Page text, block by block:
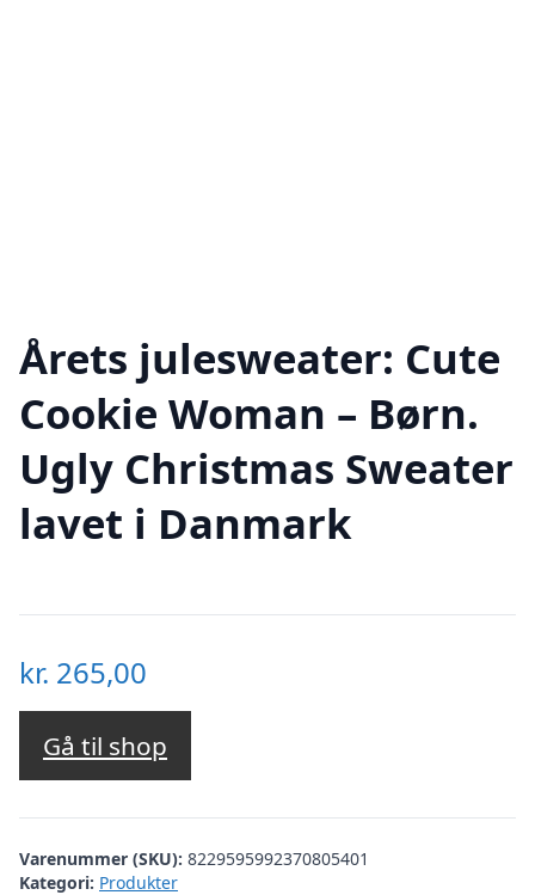
Årets julesweater: Cute
Cookie Woman – Børn.
Ugly Christmas Sweater
lavet i Danmark
kr. 265,00
Gå til shop
Varenummer (SKU): 8229595992370805401
Kategori: Produkter